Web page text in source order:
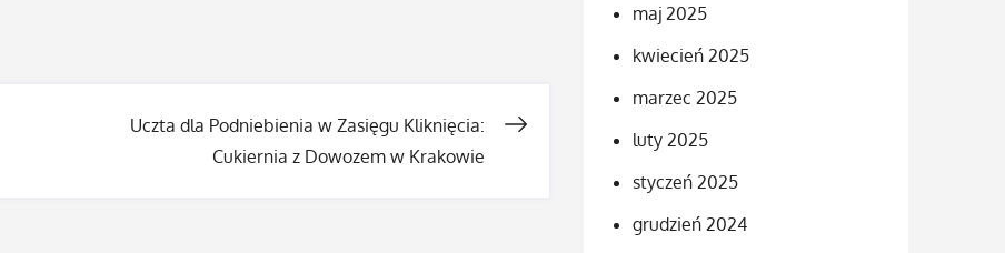
Uczta dla Podniebienia w Zasięgu Kliknięcia:
Cukiernia z Dowozem w Krakowie
maj 2025
kwiecień 2025
marzec 2025
luty 2025
styczeń 2025
grudzień 2024